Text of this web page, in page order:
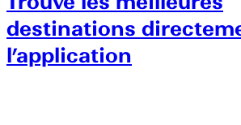
destinations
l’application